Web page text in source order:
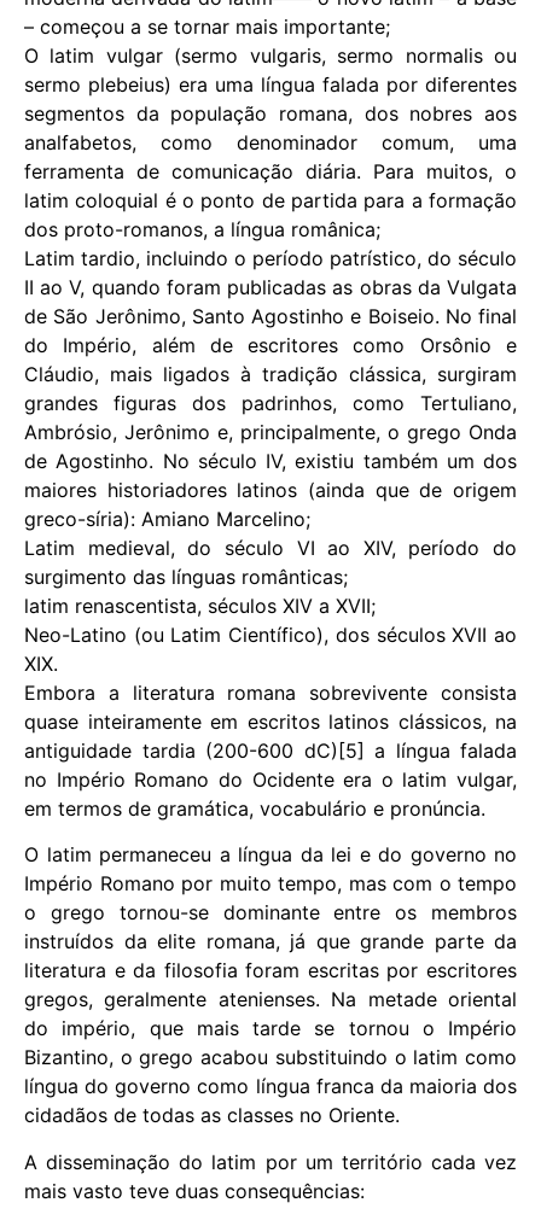
– começou a se tornar mais importante;
O latim vulgar (sermo vulgaris, sermo normalis ou
sermo plebeius) era uma língua falada por diferentes
segmentos da população romana, dos nobres aos
analfabetos, como denominador comum, uma
ferramenta de comunicação diária. Para muitos, o
latim coloquial é o ponto de partida para a formação
dos proto-romanos, a língua românica;
Latim tardio, incluindo o período patrístico, do século
II ao V, quando foram publicadas as obras da Vulgata
de São Jerônimo, Santo Agostinho e Boiseio. No final
do Império, além de escritores como Orsônio e
Cláudio, mais ligados à tradição clássica, surgiram
grandes figuras dos padrinhos, como Tertuliano,
Ambrósio, Jerônimo e, principalmente, o grego Onda
de Agostinho. No século IV, existiu também um dos
maiores historiadores latinos (ainda que de origem
greco-síria): Amiano Marcelino;
Latim medieval, do século VI ao XIV, período do
surgimento das línguas românticas;
latim renascentista, séculos XIV a XVII;
Neo-Latino (ou Latim Científico), dos séculos XVII ao
XIX.
Embora a literatura romana sobrevivente consista
quase inteiramente em escritos latinos clássicos, na
antiguidade tardia (200-600 dC)[5] a língua falada
no Império Romano do Ocidente era o latim vulgar,
em termos de gramática, vocabulário e pronúncia.
O latim permaneceu a língua da lei e do governo no
Império Romano por muito tempo, mas com o tempo
o grego tornou-se dominante entre os membros
instruídos da elite romana, já que grande parte da
literatura e da filosofia foram escritas por escritores
gregos, geralmente atenienses. Na metade oriental
do império, que mais tarde se tornou o Império
Bizantino, o grego acabou substituindo o latim como
língua do governo como língua franca da maioria dos
cidadãos de todas as classes no Oriente.
A disseminação do latim por um território cada vez
mais vasto teve duas consequências: